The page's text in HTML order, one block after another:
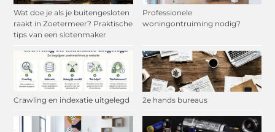
Wat doe je als je buitengesloten
raakt in Zoetermeer? Praktische
tips van een slotenmaker
Professionele
woningontruiming nodig?
Crawling en indexatie uitgelegd 2e hands bureaus